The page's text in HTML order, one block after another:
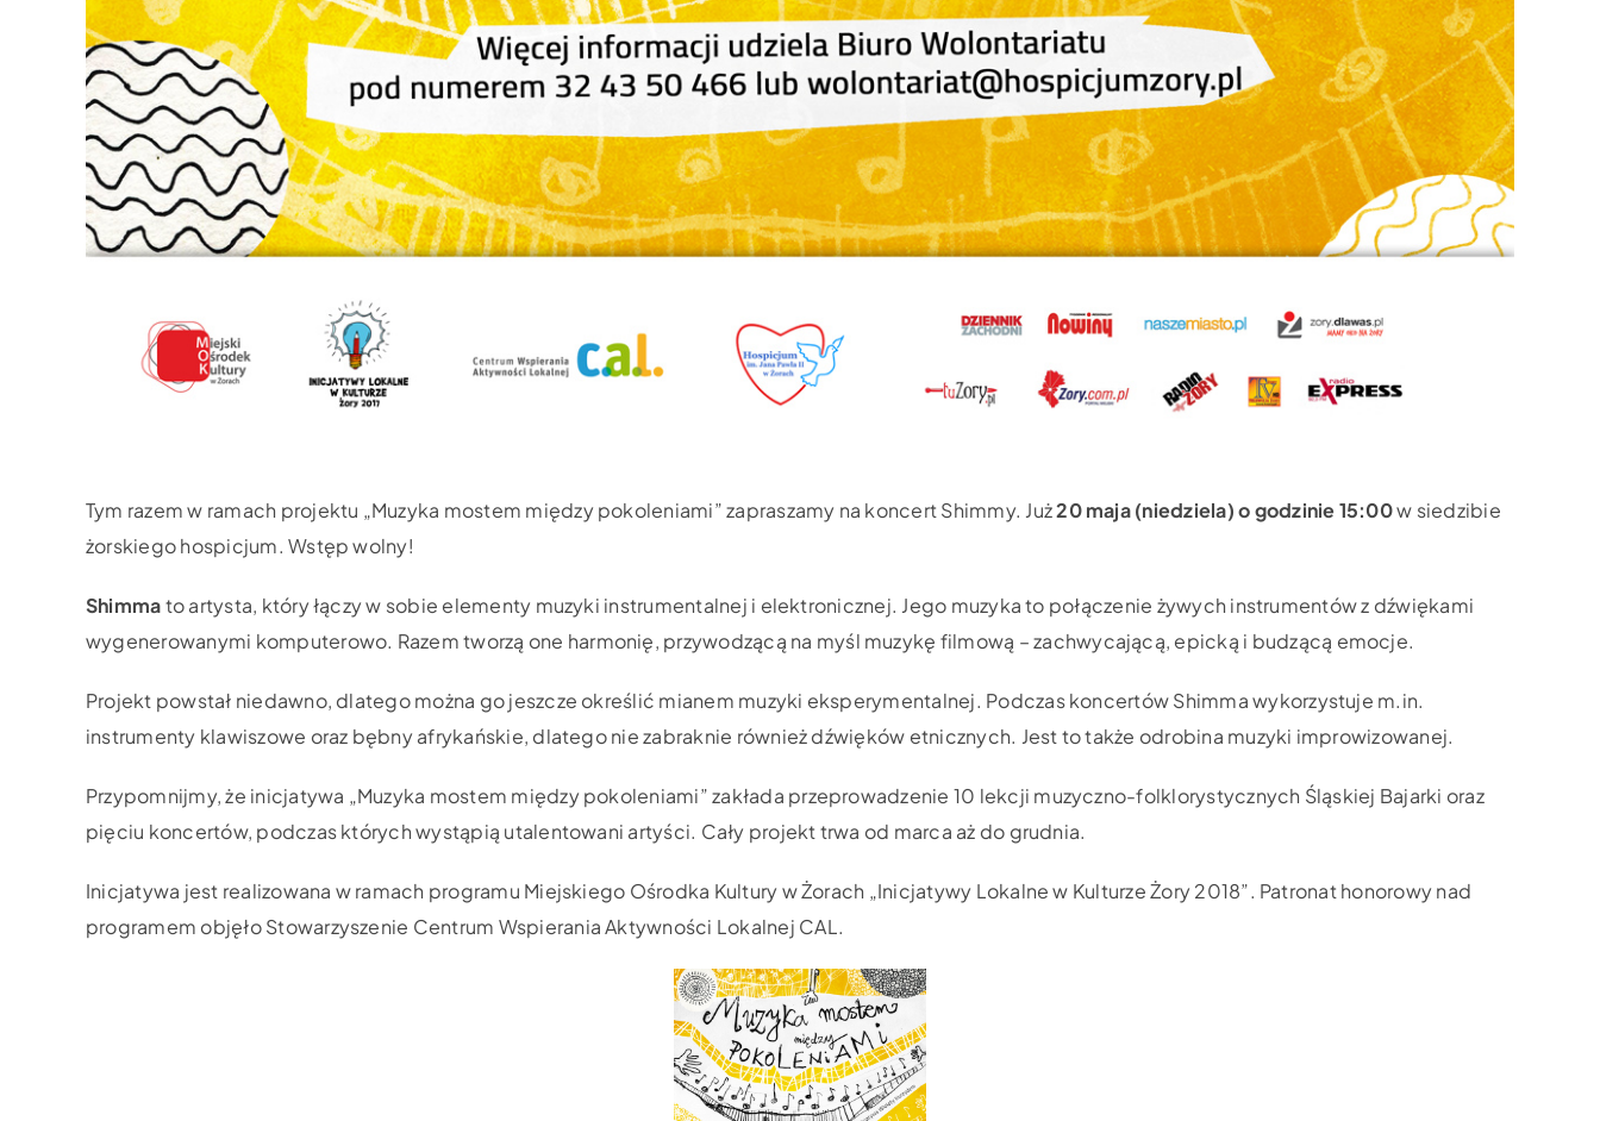
Tym razem w ramach projektu „Muzyka mostem między pokoleniami” zapraszamy na koncert Shimmy. Już20 maja (niedziela) o godzinie 15:00w siedzibie
żorskiego hospicjum. Wstęp wolny!
Shimmato artysta, który łączy w sobie elementy muzyki instrumentalnej i elektronicznej. Jego muzyka to połączenie żywych instrumentów z dźwiękami
wygenerowanymi komputerowo. Razem tworzą one harmonię, przywodzącą na myśl muzykę filmową – zachwycającą, epicką i budzącą emocje.
Projekt powstał niedawno, dlatego można go jeszcze określić mianem muzyki eksperymentalnej. Podczas koncertów Shimma wykorzystuje m.in.
instrumenty klawiszowe oraz bębny afrykańskie, dlatego nie zabraknie również dźwięków etnicznych. Jest to także odrobina muzyki improwizowanej.
Przypomnijmy, że inicjatywa „Muzyka mostem między pokoleniami” zakłada przeprowadzenie 10 lekcji muzyczno-folklorystycznych Śląskiej Bajarki oraz
pięciu koncertów, podczas których wystąpią utalentowani artyści. Cały projekt trwa od marca aż do grudnia.
Inicjatywa jest realizowana w ramach programu Miejskiego Ośrodka Kultury w Żorach „Inicjatywy Lokalne w Kulturze Żory 2018”. Patronat honorowy nad
programem objęło Stowarzyszenie Centrum Wspierania Aktywności Lokalnej CAL.